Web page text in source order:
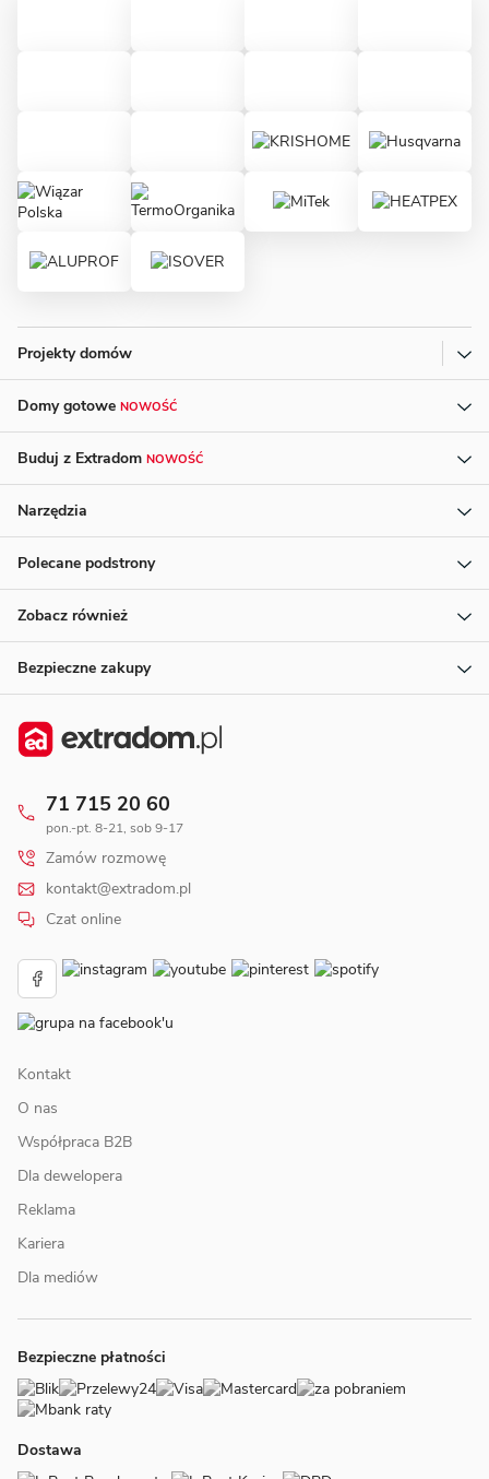
Projekty domów
Domy gotowe NOWOŚĆ
Buduj z Extradom NOWOŚĆ
Narzędzia
Polecane podstrony
Zobacz również
Bezpieczne zakupy
71 715 20 60
pon.-pt. 8-21, sob 9-17
Zamów rozmowę
kontakt@extradom.pl
Czat online
Kontakt
O nas
Współpraca B2B
Dla dewelopera
Reklama
Kariera
Dla mediów
Bezpieczne płatności
Dostawa